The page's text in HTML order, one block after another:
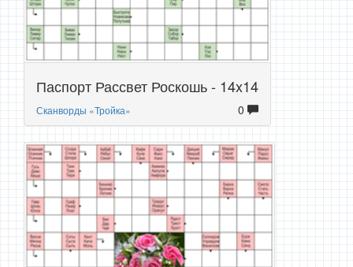
Паспорт Рассвет Роскошь - 14x14
Сканворды «Тройка» 0